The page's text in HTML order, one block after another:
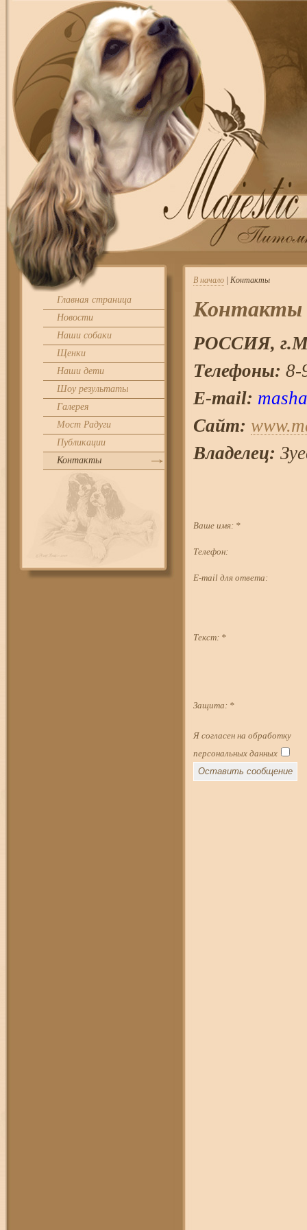
Главная страница
Новости
Наши собаки
Щенки
Наши дети
Шоу результаты
Галерея
Мост Радуги
Публикации
Контакты
В начало | Контакты
Контакты
РОССИЯ, г.
Телефоны: 8-
E-mail:
Сайт:
Владелец:
Ваше имя: *
Телефон:
E-mail для ответа:
Текст: *
Защита: *
Я согласен на обработку
персональных данных